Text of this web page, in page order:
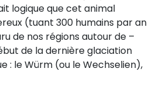
logique que cet animal
(tuant 300 humains par an
de nos régions autour de –
de la dernière glaciation
: le Würm (ou le Wechselien),